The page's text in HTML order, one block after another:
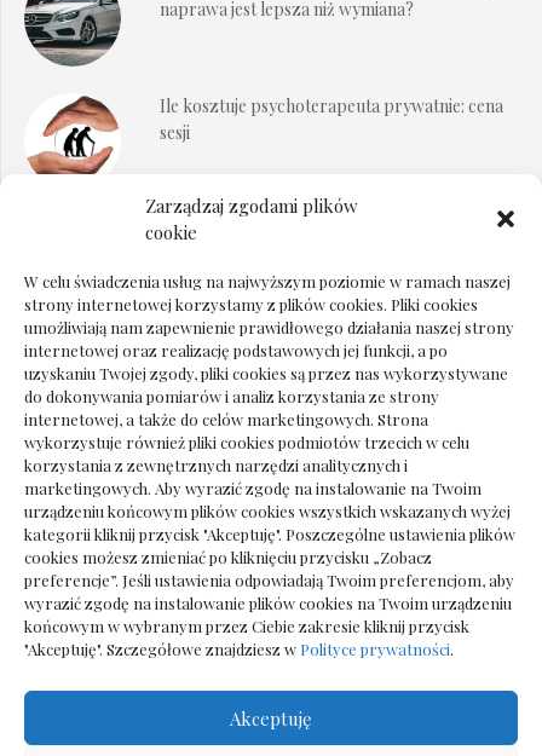
Zarządzaj zgodami plików
cookie
W celu świadczenia usług na najwyższym poziomie w ramach naszej
strony internetowej korzystamy z plików cookies. Pliki cookies
umożliwiają nam zapewnienie prawidłowego działania naszej strony
internetowej oraz realizację podstawowych jej funkcji, a po
uzyskaniu Twojej zgody, pliki cookies są przez nas wykorzystywane
do dokonywania pomiarów i analiz korzystania ze strony
internetowej, a także do celów marketingowych. Strona
wykorzystuje również pliki cookies podmiotów trzecich w celu
korzystania z zewnętrznych narzędzi analitycznych i
marketingowych. Aby wyrazić zgodę na instalowanie na Twoim
urządzeniu końcowym plików cookies wszystkich wskazanych wyżej
kategorii kliknij przycisk "Akceptuję". Poszczególne ustawienia plików
cookies możesz zmieniać po kliknięciu przycisku „Zobacz
preferencje”. Jeśli ustawienia odpowiadają Twoim preferencjom, aby
wyrazić zgodę na instalowanie plików cookies na Twoim urządzeniu
końcowym w wybranym przez Ciebie zakresie kliknij przycisk
"Akceptuję". Szczegółowe znajdziesz w Polityce prywatności.
Akceptuję
naprawa jest lepsza niż wymiana?
Ile kosztuje psychoterapeuta prywatnie: cena
sesji
Dokumenty do odbioru przy zmianie biura
Deska podłogowa do salonu: jak wybrać bez
pośpiechu